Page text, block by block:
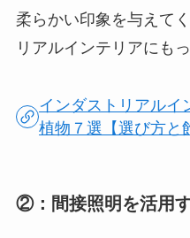
柔らかい印象を与えて
リアルインテリアにも
インダストリアルイ
植物７選【選び方と
②：間接照明を活用